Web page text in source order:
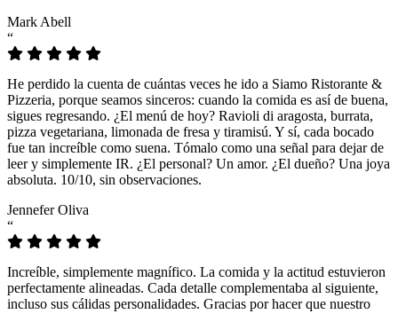
Mark Abell
“
He perdido la cuenta de cuántas veces he ido a Siamo Ristorante &
Pizzeria, porque seamos sinceros: cuando la comida es así de buena,
sigues regresando. ¿El menú de hoy? Ravioli di aragosta, burrata,
pizza vegetariana, limonada de fresa y tiramisú. Y sí, cada bocado
fue tan increíble como suena. Tómalo como una señal para dejar de
leer y simplemente IR. ¿El personal? Un amor. ¿El dueño? Una joya
absoluta. 10/10, sin observaciones.
Jennefer Oliva
“
Increíble, simplemente magnífico. La comida y la actitud estuvieron
perfectamente alineadas. Cada detalle complementaba al siguiente,
incluso sus cálidas personalidades. Gracias por hacer que nuestro